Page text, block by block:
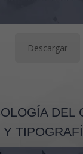
Descargar
DEL
Y